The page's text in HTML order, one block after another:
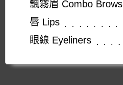
飄霧眉 Combo Brows
唇 Lips
眼線 Eyeliners